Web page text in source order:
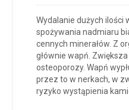
Wydalanie dużych ilości
spożywania nadmiaru
cennych minerałów. Z
głównie wapń.
osteoporozy. Wapń
przez to w nerkach, w
ryzyko wystąpienia